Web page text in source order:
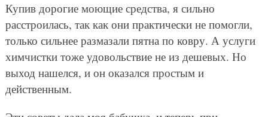
Купив дорогие моющие средства, я сильно
расстроилась, так как они практически не помогли,
только сильнее размазали пятна по ковру. А услуги
химчистки тоже удовольствие не из дешевых. Но
выход нашелся, и он оказался простым и
действенным.